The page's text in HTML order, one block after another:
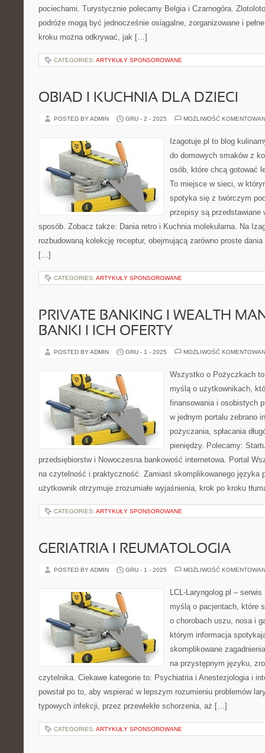
pociechami. Turystycznie polecamy Belgia i Czarnogóra.
podróże mogą być jednocześnie osiągalne, zorganizowane i
kroku można odkrywać, jak […]
CATEGORIES: ARTYKUŁY SPONSOROWANE
OBIAD I KUCHNIA DLA DZIECI
POSTED BY ADMIN GRU - 2 - 2025 MOŻLIWOŚĆ
Izagotuje.pl to blog
do domowych smaków z
osób, które chcą gotować
To miejsce w sieci, w
spotyka się z twórczym
przepisy są przedstawiane
sposób. Zobacz także: Dania retro i Kuchnia molekularna. Na
rozbudowaną kolekcję receptur, obejmującą zarówno proste
[…]
CATEGORIES: ARTYKUŁY SPONSOROWANE
PRIVATE BANKING I WEALTH
BANKI I ICH OFERTY
POSTED BY ADMIN GRU - 1 - 2025 MOŻLIWOŚĆ
Wszystko o Pożyczkach
myślą o użytkownikach,
finansowania i osobistych
w jednym portalu zebrano
pożyczania, spłacania
pieniędzy. Polecamy:
przedsiębiorstw i Nowoczesna bankowość internetowa. Portal
na czytelność i praktyczność. Zamiast skomplikowanego języka
użytkownik otrzymuje zrozumiałe wyjaśnienia, krok po kroku
CATEGORIES: ARTYKUŁY SPONSOROWANE
GERIATRIA I REUMATOLOGIA
POSTED BY ADMIN GRU - 1 - 2025 MOŻLIWOŚĆ
LCL-Laryngolog.pl –
myślą o pacjentach, które
o chorobach uszu, nosa i
którym informacja
skomplikowane
na przystępnym języku,
czytelnika. Ciekawe kategorie to: Psychiatria i Anestezjologia i
powstał po to, aby wspierać w lepszym rozumieniu problemów
typowych infekcji, przez przewlekłe schorzenia, aż […]
CATEGORIES: ARTYKUŁY SPONSOROWANE